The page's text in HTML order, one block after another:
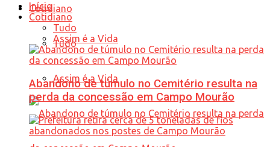
Cotidiano
Tudo
Assim é a Vida
Início
Cotidiano
Tudo
Assim é a Vida
Abandono de túmulo no Cemitério resulta na
perda da concessão em Campo Mourão